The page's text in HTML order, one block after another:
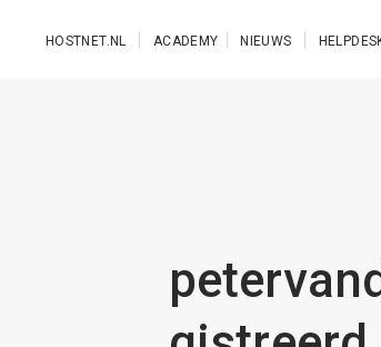
HOSTNET.NL ACADEMY NIEUWS